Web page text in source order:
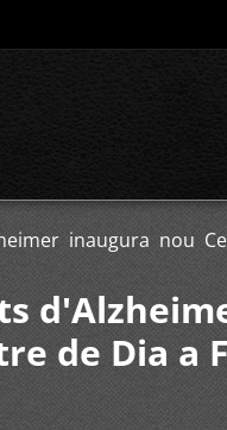
inaugura nou
de Dia a